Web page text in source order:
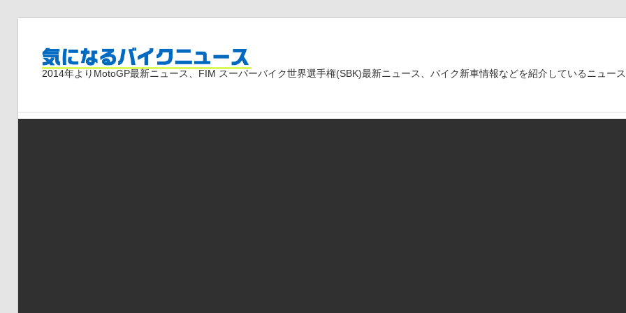
気
に
2014年よりMotoGP最新ニュース、FIM スーパーバイク世界選手権(SBK)最新ニュース、バイク新車情報などを紹介しているニュース